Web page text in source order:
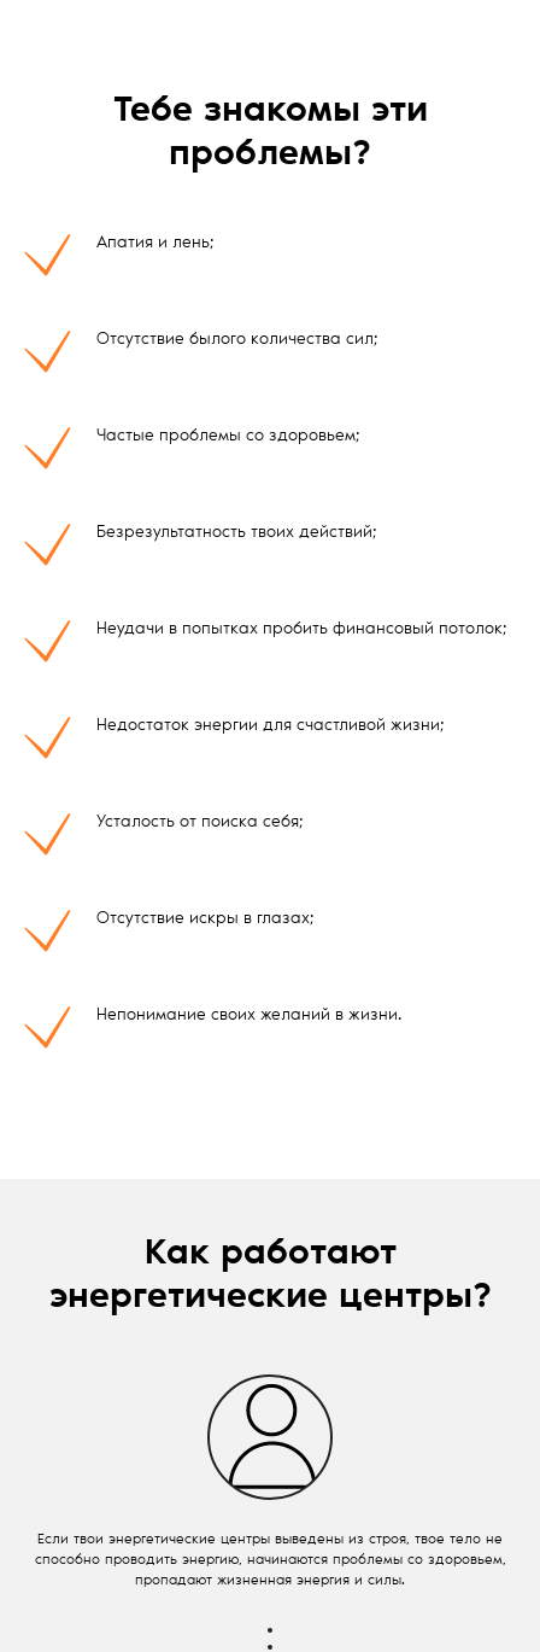
Тебе знакомы эти
проблемы?
Апатия и лень;
Отсутствие былого количества сил;
Частые проблемы со здоровьем;
Безрезультатность твоих действий;
Неудачи в попытках пробить финансовый потолок;
Недостаток энергии для счастливой жизни;
Усталость от поиска себя;
Отсутствие искры в глазах;
Непонимание своих желаний в жизни.
Как работают
энергетические центры?
Если твои энергетические центры выведены из строя, твое тело не
способно проводить энергию, начинаются проблемы со здоровьем,
пропадают жизненная энергия и силы.